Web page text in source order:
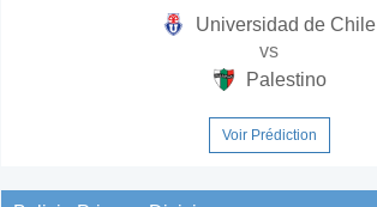
Universidad de Chile
vs
Palestino
Voir Prédiction